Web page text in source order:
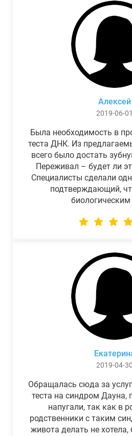
Алексей
2019-06-01
Была необходимость в
теста ДНК. Из
всего было достать
Переживал – будет ли
Специалисты сделали
подтверждающий,
2019-04-30
Обращалась сюда за
теста на синдром Дауна,
напугали, так как в
родственники с таким
живота делать не